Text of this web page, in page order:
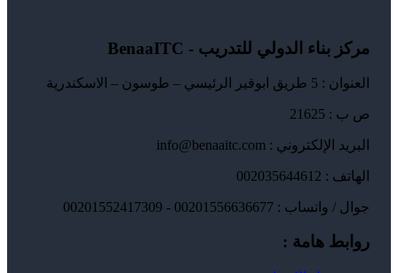
مركز بناء الدولي للتدريب - BenaaITC
العنوان : 5 طريق ابوقير الرئيسي – طوسون – الاسكندرية
ص ب : 21625
البريد الإلكتروني : info@benaaitc.com
الهاتف : 002035644612
جوال / واتساب : 00201556636677 - 00201552417309
روابط هامة :